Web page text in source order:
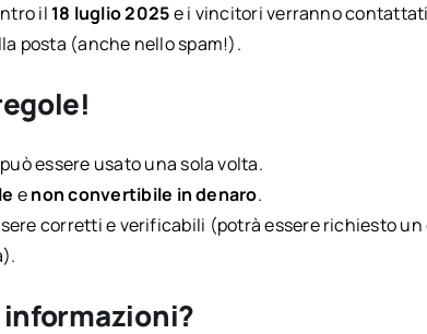
il 18 luglio 2025e i vincitori verranno
posta (anche nello spam!).
essere usato una sola volta.
enon convertibile in denaro.
corretti e verificabili (potrà essere richiesto un